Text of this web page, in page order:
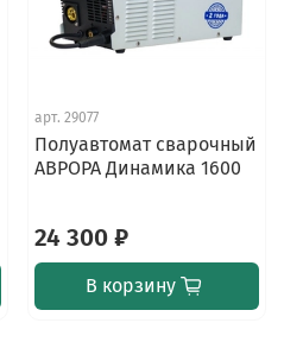
арт. 29077
Полуавтомат сварочный
АВРОРА Динамика 1600
24 300 ₽
В корзину